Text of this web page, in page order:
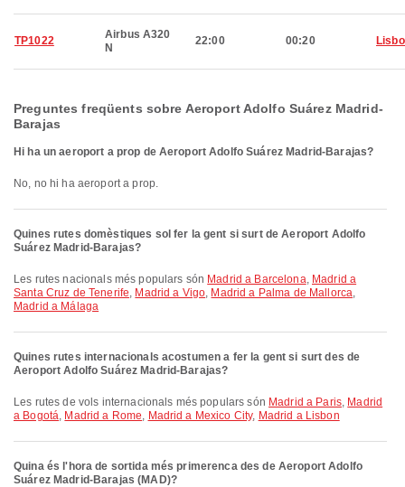
TP1022
Airbus A320
N
22:00 00:20
Preguntes freqüents sobre Aeroport Adolfo Suárez Madrid-
Barajas
Hi ha un aeroport a prop de Aeroport Adolfo Suárez Madrid-Barajas?
No, no hi ha aeroport a prop.
Quines rutes domèstiques sol fer la gent si surt de Aeroport Adolfo
Suárez Madrid-Barajas?
Les rutes nacionals més populars són Madrid a Barcelona, Madrid a
Santa Cruz de Tenerife, Madrid a Vigo, Madrid a Palma de Mallorca,
Madrid a Málaga
Quines rutes internacionals acostumen a fer la gent si surt des de
Aeroport Adolfo Suárez Madrid-Barajas?
Les rutes de vols internacionals més populars són Madrid a Paris, Madrid
a Bogotá, Madrid a Rome, Madrid a Mexico City, Madrid a Lisbon
Quina és l'hora de sortida més primerenca des de Aeroport Adolfo
Suárez Madrid-Barajas (MAD)?